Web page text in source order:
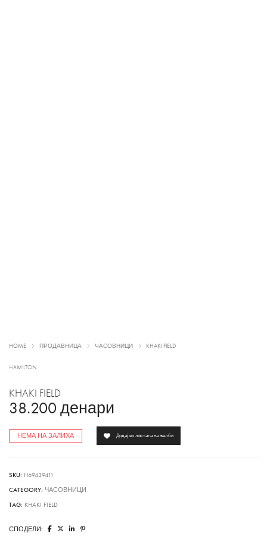
HOME ПРОДАВНИЦА ЧАСОВНИЦИ KHAKI FIELD
HAMILTON
KHAKI FIELD
38.200 денари
НЕМА НА ЗАЛИХА Додај во листата на желби
SKU: H69439411
CATEGORY: ЧАСОВНИЦИ
TAG: KHAKI FIELD
СПОДЕЛИ: